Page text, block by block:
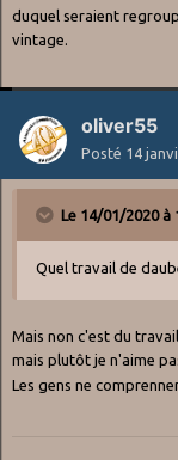
duquel seraient
vintage.
oliver55
Posté 14
Le 14/01/2020 à
Quel travail de
Mais non c'est du
mais plutôt je n'aime
Les gens ne